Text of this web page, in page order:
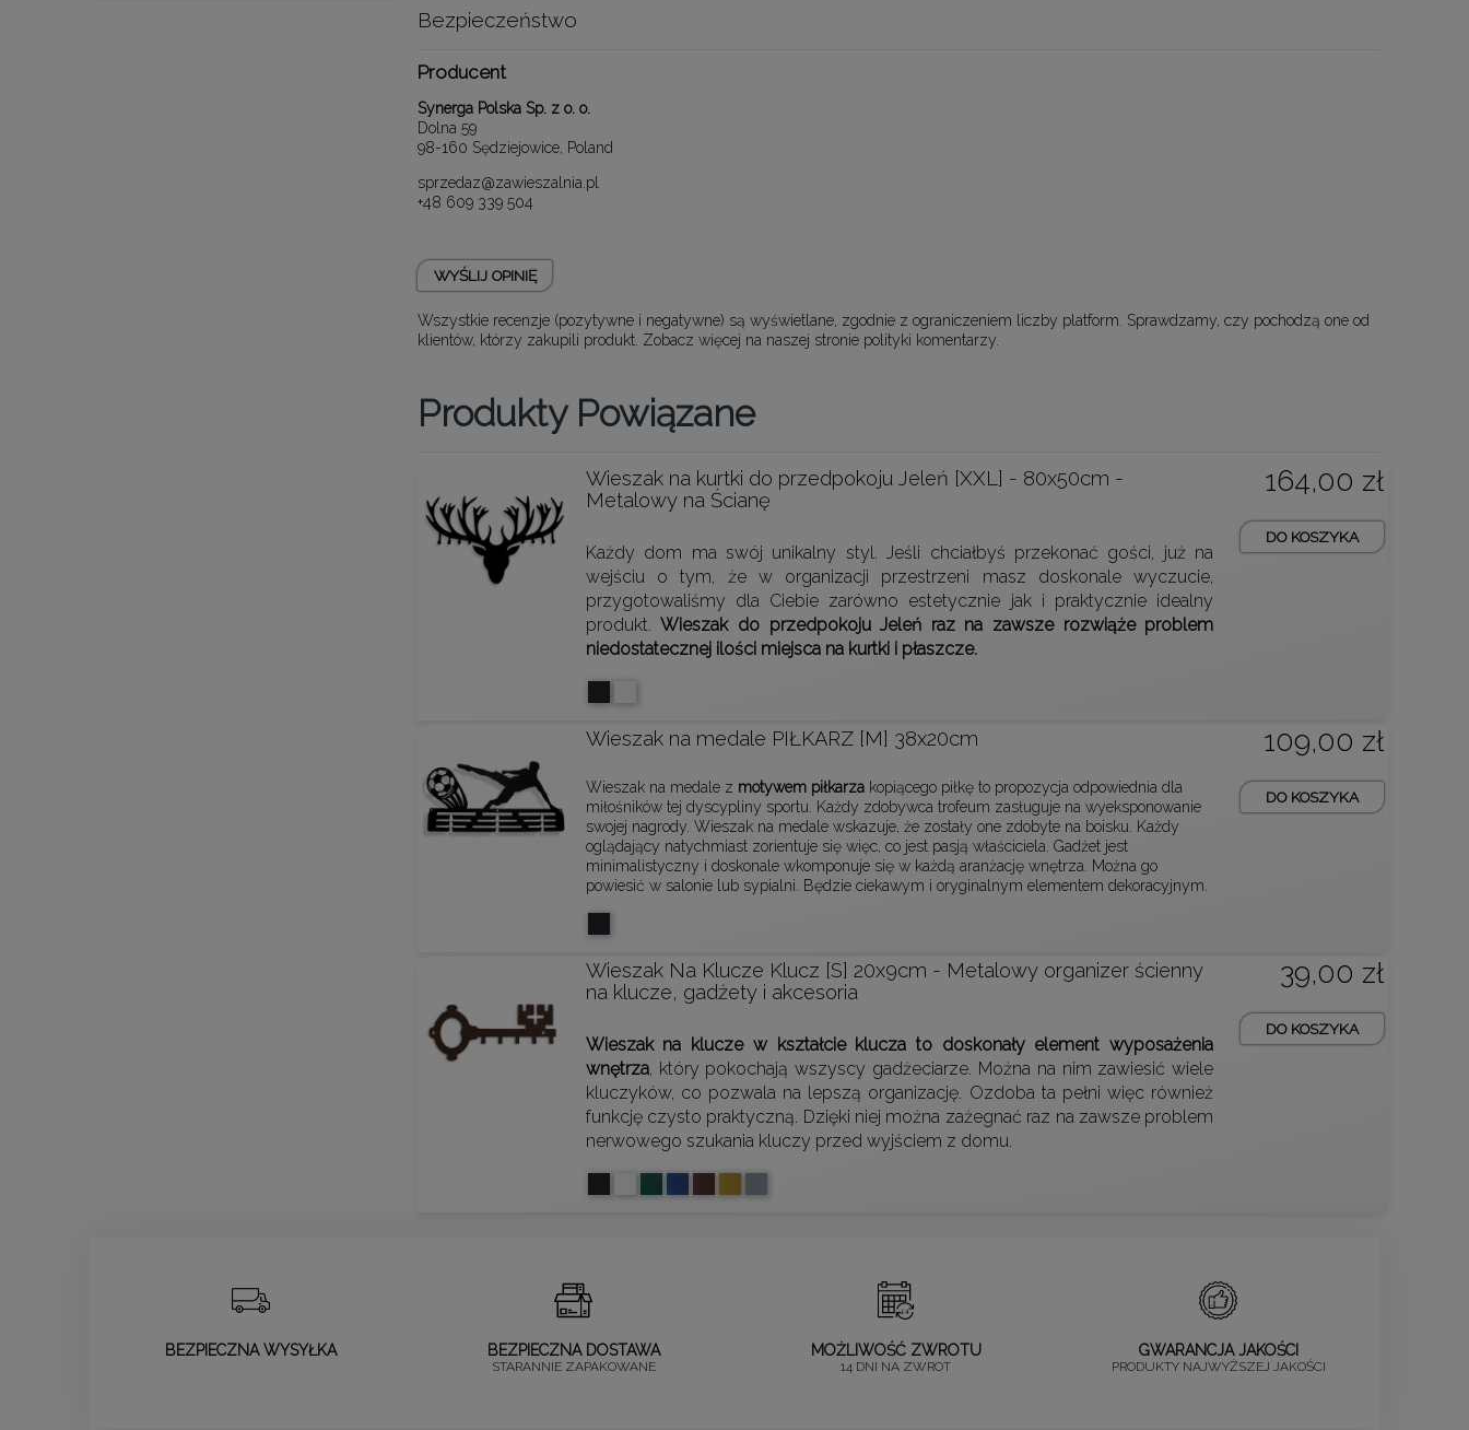
Bezpieczeństwo
Producent
Synerga Polska Sp. z o. o.
Dolna 59
98-160 Sędziejowice, Poland
sprzedaz@zawieszalnia.pl
+48 609 339 504
WYŚLIJ OPINIĘ
Wszystkie recenzje (pozytywne i negatywne) są wyświetlane, zgodnie z ograniczeniem liczby platform. Sprawdzamy, czy pochodzą one od
klientów, którzy zakupili produkt. Zobacz więcej na naszej stronie polityki komentarzy.
Produkty Powiązane
Wieszak na kurtki do przedpokoju Jeleń [XXL] - 80x50cm -
Metalowy na Ścianę
Każdy dom ma swój unikalny styl. Jeśli chciałbyś przekonać gości, już na
wejściu o tym, że w organizacji przestrzeni masz doskonale wyczucie,
przygotowaliśmy dla Ciebie zarówno estetycznie jak i praktycznie idealny
produkt.Wieszak do przedpokoju Jeleń raz na zawsze rozwiąże problem
niedostatecznej ilości miejsca na kurtki i płaszcze.
164,00 zł
DO KOSZYKA
Wieszak na medale PIŁKARZ [M] 38x20cm
Wieszak na medale z motywem piłkarzakopiącego piłkę to propozycja odpowiednia dla
miłośników tej dyscypliny sportu. Każdy zdobywca trofeum zasługuje na wyeksponowanie
swojej nagrody. Wieszak na medale wskazuje, że zostały one zdobyte na boisku. Każdy
oglądający natychmiast zorientuje się więc, co jest pasją właściciela. Gadżet jest
minimalistyczny i doskonale wkomponuje się w każdą aranżację wnętrza. Można go
powiesić w salonie lub sypialni. Będzie ciekawym i oryginalnym elementem dekoracyjnym.
109,00 zł
DO KOSZYKA
Wieszak Na Klucze Klucz [S] 20x9cm - Metalowy organizer ścienny
na klucze, gadżety i akcesoria
Wieszak na klucze w kształcie klucza to doskonały element wyposażenia
wnętrza, który pokochają wszyscy gadżeciarze. Można na nim zawiesić wiele
kluczyków, co pozwala na lepszą organizację. Ozdoba ta pełni więc również
funkcję czysto praktyczną. Dzięki niej można zażegnać raz na zawsze problem
nerwowego szukania kluczy przed wyjściem z domu.
39,00 zł
DO KOSZYKA
BEZPIECZNA WYSYŁKA BEZPIECZNA DOSTAWA
STARANNIE ZAPAKOWANE
MOŻLIWOŚĆ ZWROTU
14 DNI NA ZWROT
GWARANCJA JAKOŚCI
PRODUKTY NAJWYŻSZEJ JAKOŚCI